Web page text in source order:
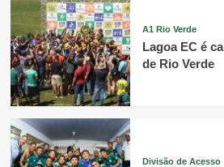
A1 Rio Verde
Lagoa EC é
de Rio Verde
Divisão de Acesso